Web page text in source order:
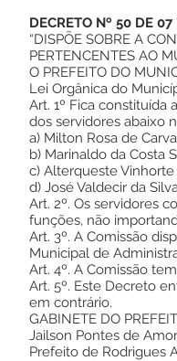
DECRETO Nº 50 DE
“DISPÕE SOBRE A
PERTENCENTES AO
O PREFEITO DO
Lei Orgânica do
Art. 1º Fica constituída
dos servidores abaixo
a) Milton Rosa de
b) Marinaldo da Costa
c) Alterqueste Vinhorte
d) José Valdecir da
Art. 2º. Os servidores
funções, não
Art. 3º. A Comissão
Municipal de
Art. 4º. A Comissão
Art. 5º. Este Decreto
em contrário.
GABINETE DO
Jailson Pontes de
Prefeito de Rodrigues